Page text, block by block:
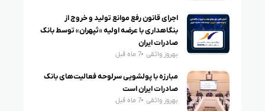
اجرای قانون رفع موانع تولید و خروج از
بنگاهداری با عرضه اولیه «ثپهران» توسط بانک
صادرات ایران
بهروز واثقی 7 ماه قبل
مبارزه با پولشویی سرلوحه فعالیت‌های بانک
صادرات ایران است
بهروز واثقی 7 ماه قبل